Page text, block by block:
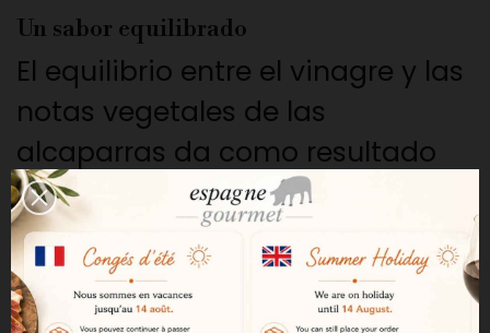
Un sabor equilibrado
El equilibrio entre el vinagre y las
notas vegetales de las
alcaparras da como resultado
un condimento refinado y
versátil.
Perfectas para tapas y aperitivos